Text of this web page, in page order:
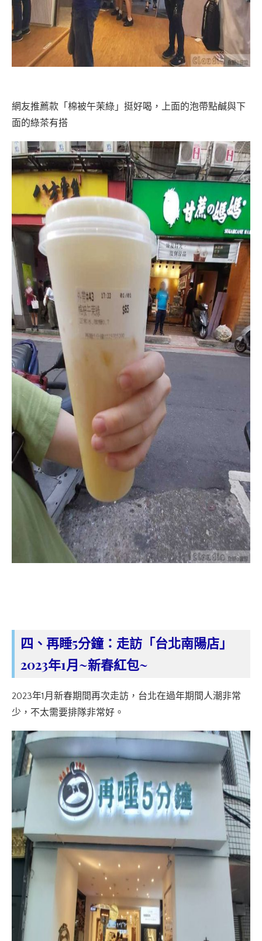
網友推薦款「棉被午茉綠」挺好喝，上面的泡帶點鹹與下
面的綠茶有搭
四、再睡5分鐘：走訪「台北南陽店」
2023年1月~新春紅包~
2023年1月新春期間再次走訪，台北在過年期間人潮非常
少，不太需要排隊非常好。